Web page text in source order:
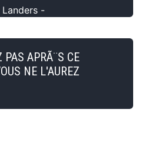
Landers -
PAS APRÃ¨S CE
NE L'AUREZ